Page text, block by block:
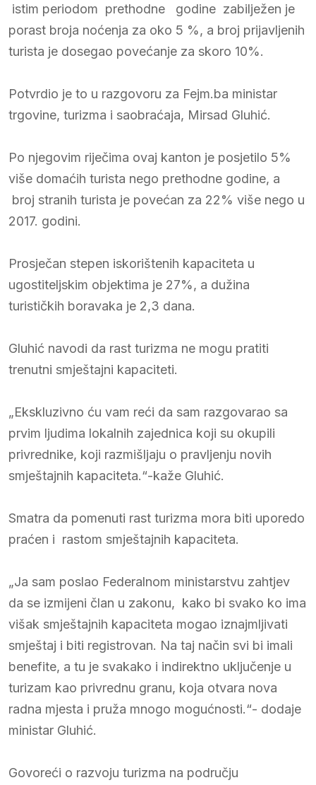
istim periodom prethodne godine zabilježen je
porast broja noćenja za oko 5 %, a broj prijavljenih
turista je dosegao povećanje za skoro 10%.
Potvrdio je to u razgovoru za Fejm.ba ministar
trgovine, turizma i saobraćaja, Mirsad Gluhić.
Po njegovim riječima ovaj kanton je posjetilo 5%
više domaćih turista nego prethodne godine, a
broj stranih turista je povećan za 22% više nego u
2017. godini.
Prosječan stepen iskorištenih kapaciteta u
ugostiteljskim objektima je 27%, a dužina
turističkih boravaka je 2,3 dana.
Gluhić navodi da rast turizma ne mogu pratiti
trenutni smještajni kapaciteti.
„Ekskluzivno ću vam reći da sam razgovarao sa
prvim ljudima lokalnih zajednica koji su okupili
privrednike, koji razmišljaju o pravljenju novih
smještajnih kapaciteta.“-kaže Gluhić.
Smatra da pomenuti rast turizma mora biti uporedo
praćen i rastom smještajnih kapaciteta.
„Ja sam poslao Federalnom ministarstvu zahtjev
da se izmijeni član u zakonu, kako bi svako ko ima
višak smještajnih kapaciteta mogao iznajmljivati
smještaj i biti registrovan. Na taj način svi bi imali
benefite, a tu je svakako i indirektno uključenje u
turizam kao privrednu granu, koja otvara nova
radna mjesta i pruža mnogo mogućnosti.“- dodaje
ministar Gluhić.
Govoreći o razvoju turizma na području